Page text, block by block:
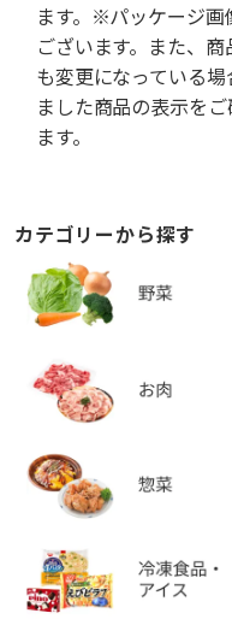
ます。※パッケージ画
ございます。また、
も変更になっている
ました商品の表示を
ます。
カテゴリーから探す